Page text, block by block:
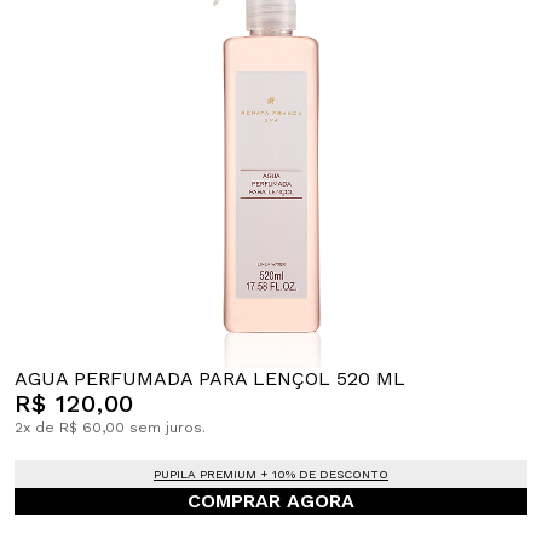
AGUA PERFUMADA PARA LENÇOL 520 ML
R$ 120,00
2x de R$ 60,00 sem juros.
PUPILA PREMIUM + 10% DE DESCONTO
COMPRAR AGORA